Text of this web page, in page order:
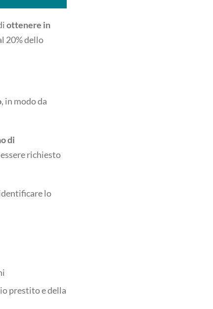
ottenere in
20% dello
, in modo da
di
richiesto
lo
prestito e della